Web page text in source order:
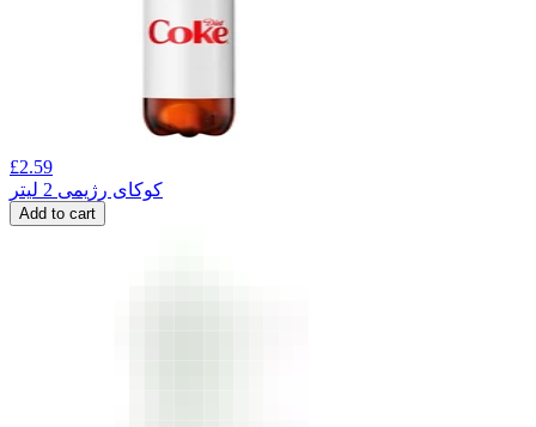
£2.59
کوکای رژیمی 2 لیتر
Add to cart